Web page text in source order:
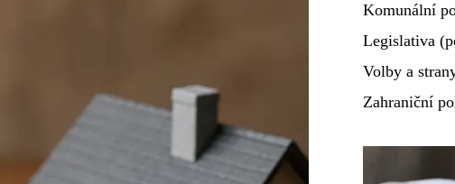
Komunální
Legislativa
Volby a
Zahraniční